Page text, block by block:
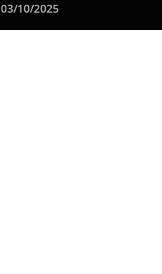
03/10/2025